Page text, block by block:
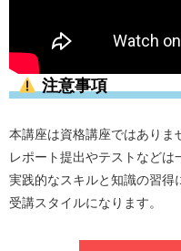
注意事項
本講座は資格講座ではありま
レポート提出やテストなどは
実践的なスキルと知識の習得
受講スタイルになります。